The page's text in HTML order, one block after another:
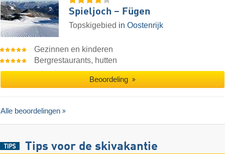
Spieljoch – Fügen
Topskigebied in Oostenrijk
Gezinnen en kinderen
Bergrestaurants, hutten
Beoordeling
Alle beoordelingen
Tips voor de skivakantie